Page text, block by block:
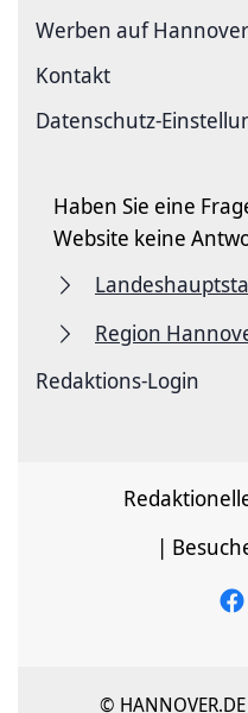
Werben auf
Kontakt
Datenschutz-
Haben Sie eine
Website keine
Region
Redaktions-Login
|
©